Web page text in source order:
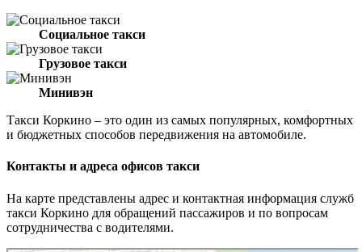
Социальное такси
Грузовое такси
Минивэн
Такси Коркино – это один из самых популярных, комфортных
и бюджетных способов передвижения на автомобиле.
Контакты и адреса офисов такси
На карте представлены адрес и контактная информация служб
такси Коркино для обращений пассажиров и по вопросам
сотрудничества с водителями.